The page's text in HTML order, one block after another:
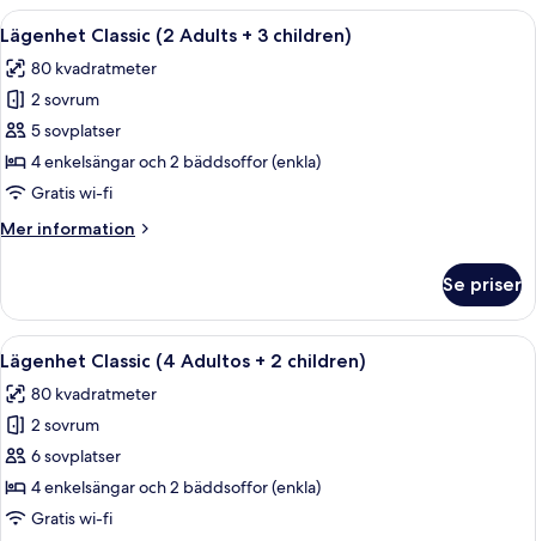
(2
Adults
2
Children)
Öppna
alla
foton
för
Lägenhet
Classic
(2
+
En modern uteplats med ett vitt
8
Lägenhet Classic (2 Adults + 3 children)
80 kvadratmeter
2 sovrum
5 sovplatser
4 enkelsängar och 2 bäddsoffor (enkla)
Gratis wi-fi
Mer information
Mer
Classic
(2
Adults
3
children)
Se priser
Öppna
alla
foton
för
Lägenhet
Classic
(4
En modern uteplats med ett vitt
8
Lägenhet Classic (4 Adultos + 2 children)
80 kvadratmeter
2 sovrum
6 sovplatser
4 enkelsängar och 2 bäddsoffor (enkla)
Gratis wi-fi